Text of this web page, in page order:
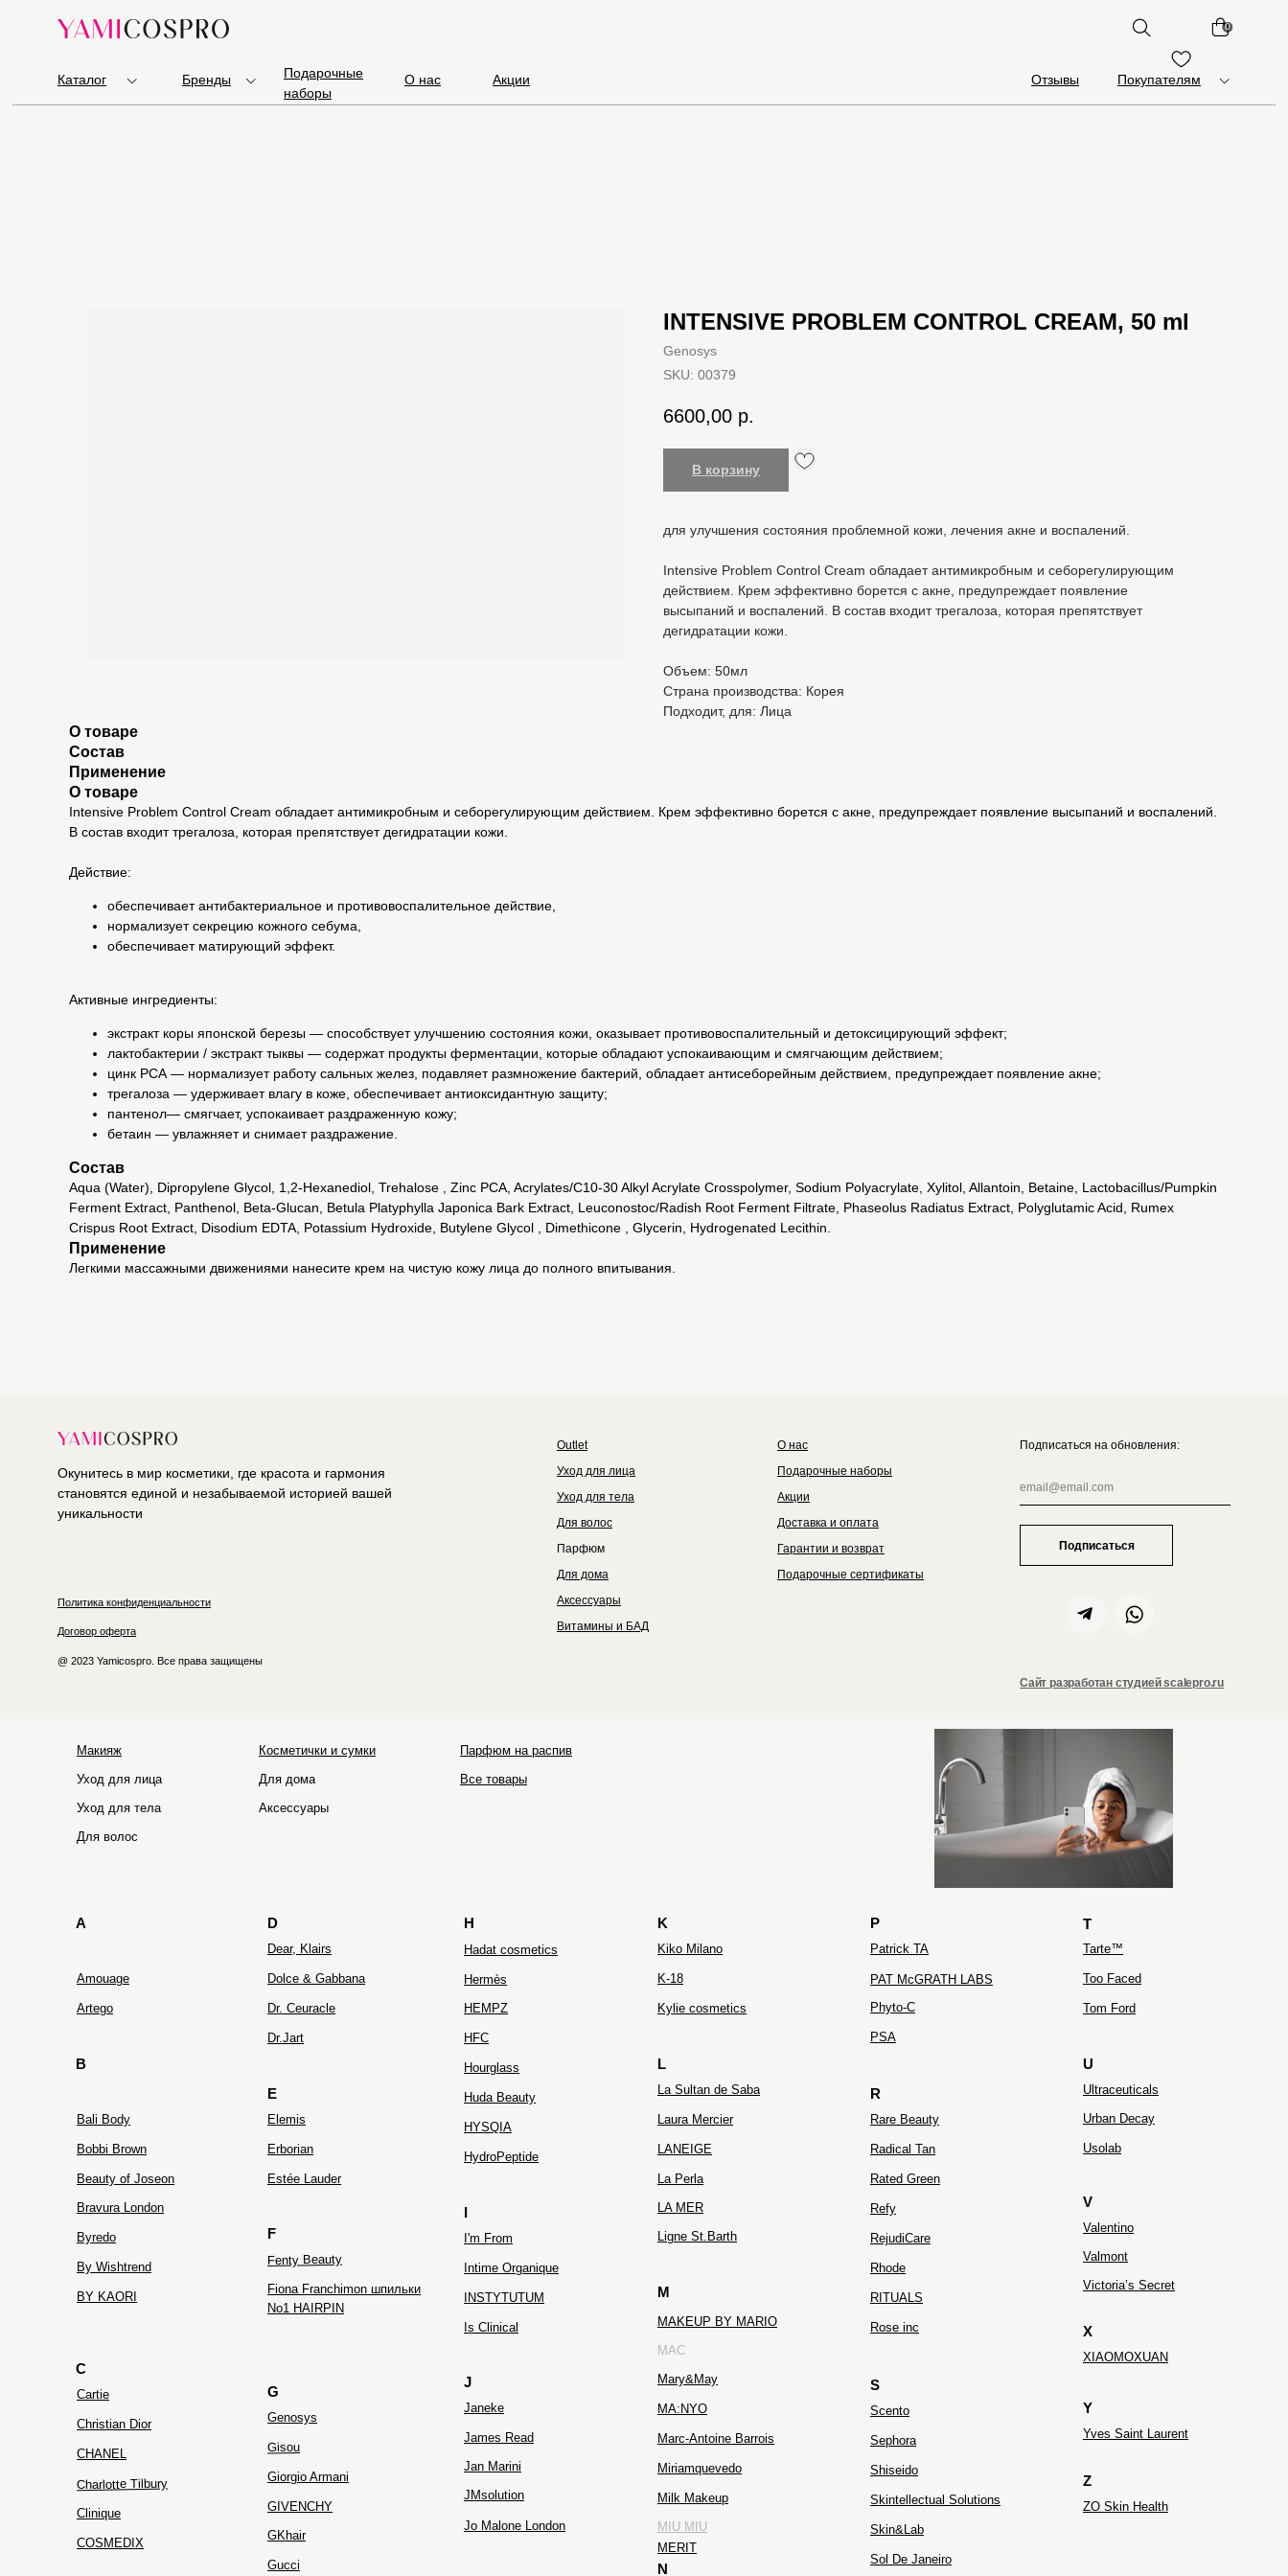
Подарочные
наборы
О нас Акции Отзывы Покупателям
0
Каталог Бренды
INTENSIVE PROBLEM CONTROL CREAM, 50 ml
Genosys
SKU: 00379
6600,00 р.
В корзину
для улучшения состояния проблемной кожи, лечения акне и воспалений.
Intensive Problem Control Cream обладает антимикробным и себорегулирующим
действием. Крем эффективно борется с акне, предупреждает появление
высыпаний и воспалений. В состав входит трегалоза, которая препятствует
дегидратации кожи.
Объем: 50мл
Страна производства: Корея
Подходит, для: Лица
О товаре
Состав
Применение
О товаре
Intensive Problem Control Cream обладает антимикробным и себорегулирующим действием. Крем эффективно борется с акне, предупреждает появление высыпаний и воспалений.
В состав входит трегалоза, которая препятствует дегидратации кожи.
Действие:
обеспечивает антибактериальное и противовоспалительное действие,
нормализует секрецию кожного себума,
обеспечивает матирующий эффект.
Активные ингредиенты:
экстракт коры японской березы — способствует улучшению состояния кожи, оказывает противовоспалительный и детоксицирующий эффект;
лактобактерии / экстракт тыквы — содержат продукты ферментации, которые обладают успокаивающим и смягчающим действием;
цинк PCA — нормализует работу сальных желез, подавляет размножение бактерий, обладает антисеборейным действием, предупреждает появление акне;
трегалоза — удерживает влагу в коже, обеспечивает антиоксидантную защиту;
пантенол— смягчает, успокаивает раздраженную кожу;
бетаин — увлажняет и снимает раздражение.
Состав
Aqua (Water), Dipropylene Glycol, 1,2-Hexanediol, Trehalose , Zinc PCA, Acrylates/C10-30 Alkyl Acrylate Crosspolymer, Sodium Polyacrylate, Xylitol, Allantoin, Betaine, Lactobacillus/Pumpkin
Ferment Extract, Panthenol, Beta-Glucan, Betula Platyphylla Japonica Bark Extract, Leuconostoc/Radish Root Ferment Filtrate, Phaseolus Radiatus Extract, Polyglutamic Acid, Rumex
Crispus Root Extract, Disodium EDTA, Potassium Hydroxide, Butylene Glycol , Dimethicone , Glycerin, Hydrogenated Lecithin.
Применение
Легкими массажными движениями нанесите крем на чистую кожу лица до полного впитывания.
Outlet
Окунитесь в мир косметики, где красота и гармония
становятся единой и незабываемой историей вашей
уникальности
Политика конфиденциальности
Договор оферта
@ 2023 Yamicospro. Все права защищены
Уход для лица
Уход для тела
Для волос
Парфюм
Для дома
Аксессуары
Сайт разработан студией scalepro.ru
Витамины и БАД
О нас
Подарочные наборы
Акции
Доставка и оплата
Гарантии и возврат
Подарочные сертификаты
Подписаться на обновления:
Подписаться
Макияж
Уход для лица
Уход для тела
Для волос
Косметички и сумки
Для дома
Аксессуары
Парфюм на распив
Все товары
Genosys
Ligne St.Barth
Dr. Ceuracle
Elemis Urban Decay
Estée Lauder
Ultraceuticals
Gucci
Too Faced
Valentino
Usolab
Jan Marini
HYSQIA
Yves Saint Laurent
ZIELINSKI&ROZEN
COSMEDIX
MA:NYO
Tarte™
Sol De Janeiro
Tom Ford
Shiseido
Rose inc
Kiko Milano
Rare Beauty
BY KAORI
Radical Tan
JMsolution
Phyto-C
Fiona Franchimon шпильки
No1 HAIRPIN
Intime Organique
INSTYTUTUM
Mary&May
Huda Beauty
Fenty Beauty
Erborian
Dr.Jart
K-18
Gisou
Dolce & Gabbana
PSA
Rated Green
Skintellectual Solutions
Miriamquevedo
Hourglass
Laura Mercier
Hadat cosmetics
RejudiCare
James Read
Is Clinical
La Sultan de Saba
XIAOMOXUAN
Valmont
LANEIGE
Christian Dior
Charlotte Tilbury
CHANEL
Bali Body
HydroPeptide
Hermès
Artego
MERIT
GKhair
HOLIFROG
Kylie cosmetics
Janeke
Cartie
By Wishtrend
Byredo
Bravura London
Bobbi Brown
Amouage
Dear, Klairs
Clinique
Giorgio Armani
HFC
I'm From
La Perla
Marc-Antoine Barrois
Milk Makeup
Refy
Rhode
Scento
Sephora
Skin&Lab
Jo Malone London
ZO Skin Health
RITUALS
Patrick TA
A
B
C
D
E
F
G
H
I
J
K
L
M
N
P
S
R
T
U
V
X
Y
Z
HEMPZ
Victoria’s Secret
MAKEUP BY MARIO
Beauty of Joseon
GIVENCHY
LA MER
MAC
MIU MIU
PAT McGRATH LABS
Ultraceuticals